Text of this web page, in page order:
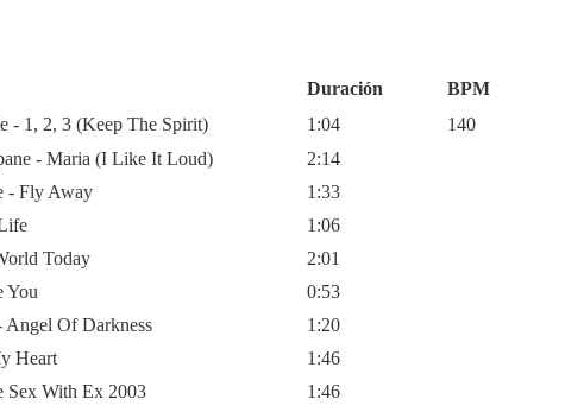
Duración
BPM
- 1, 2, 3 (Keep The Spirit)
1:04
140
- Maria (I Like It Loud)
2:14
- Fly Away
1:33
1:06
Today
2:01
You
0:53
Angel Of Darkness
1:20
Heart
1:46
Sex With Ex 2003
1:46